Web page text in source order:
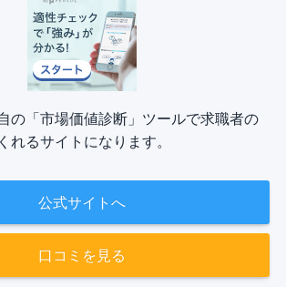
の「市場価値診断」ツールで求職者の
れるサイトになります。
公式サイトへ
口コミを見る